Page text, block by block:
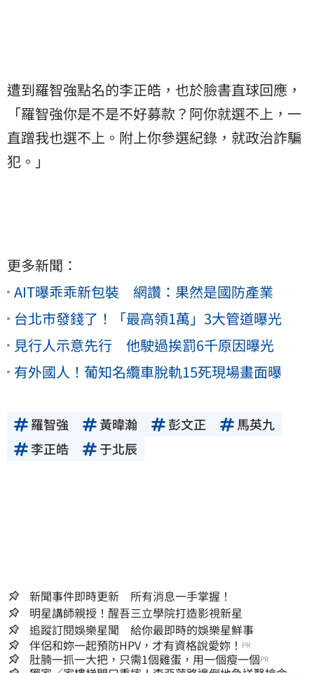
遭到羅智強點名的李正皓，也於臉書直球回應，
「羅智強你是不是不好募款？阿你就選不上，一
直蹭我也選不上。附上你參選紀錄，就政治詐騙
犯。」
更多新聞：
AIT曝乖乖新包裝 網讚：果然是國防產業
台北市發錢了！「最高領1萬」3大管道曝光
見行人示意先行 他駛過挨罰6千原因曝光
有外國人！葡知名纜車脫軌15死現場畫面曝
羅智強 黃暐瀚 彭文正
馬英九
李正皓
于北辰
新聞事件即時更新 所有消息一手掌握！
明星講師親授！醒吾三立學院打造影視新星
追蹤訂閱娛樂星聞 給你最即時的娛樂星鮮事
伴侶和妳一起預防HPV，才有資格說愛妳！ PR
肚腩一抓一大把，只需1個雞蛋，用一個瘦一個PR